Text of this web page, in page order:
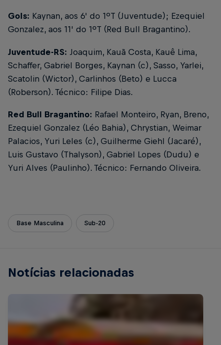
Gols: Kaynan, aos 6' do 1ºT (Juventude); Ezequiel
Gonzalez, aos 11' do 1ºT (Red Bull Bragantino).
Juventude-RS: Joaquim, Kauã Costa, Kauê Lima,
Schaffer, Gabriel Borges, Kaynan (c), Sasso, Yarlei,
Scatolin (Wictor), Carlinhos (Beto) e Lucca
(Roberson). Técnico: Filipe Dias.
Red Bull Bragantino: Rafael Monteiro, Ryan, Breno,
Ezequiel Gonzalez (Léo Bahia), Chrystian, Weimar
Palacios, Yuri Leles (c), Guilherme Giehl (Jacaré),
Luis Gustavo (Thalyson), Gabriel Lopes (Dudu) e
Yuri Alves (Paulinho). Técnico: Fernando Oliveira.
Base Masculina Sub-20
Notícias relacionadas